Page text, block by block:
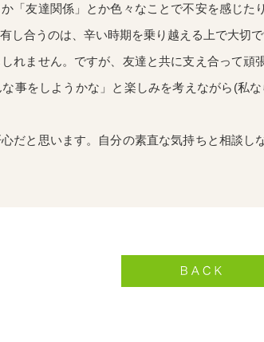
「友達関係」とか色々なことで不安を感じた
し合うのは、辛い時期を乗り越える上で大切で
れません。ですが、友達と共に支え合って頑
事をしようかな」と楽しみを考えながら(私
だと思います。自分の素直な気持ちと相談し